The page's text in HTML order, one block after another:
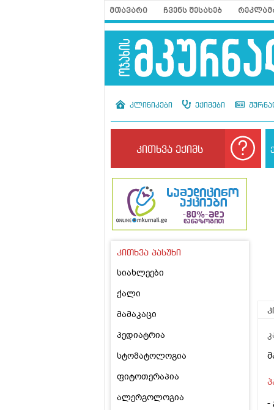
მთავარი ჩვენს შესახებ
კლინიკები ექიმები
კითხვა ექიმს
კითხვა პასუხი
სიახლეები
ქალი
მამაკაცი
პედიატრია
სტომატოლოგია
ფიტოთერაპია
ალერგოლოგია
-